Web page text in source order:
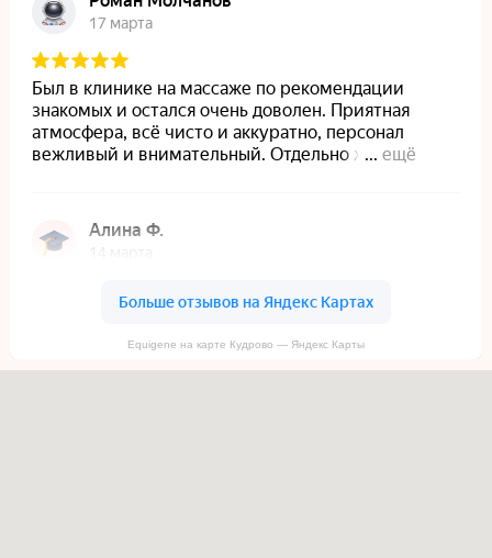
Equigene на карте Кудрово — Яндекс Карты